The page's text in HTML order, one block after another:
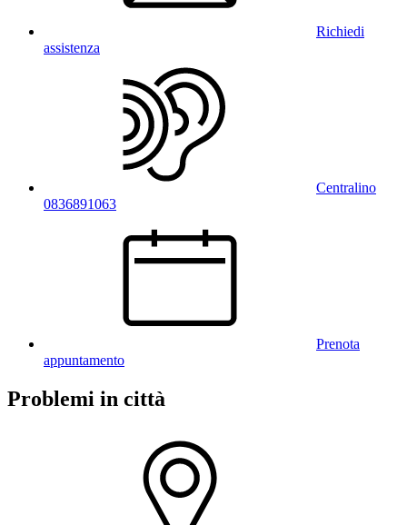
Richiedi
assistenza
Centralino
0836891063
Prenota
appuntamento
Problemi in città